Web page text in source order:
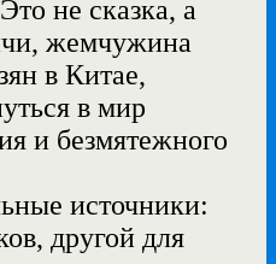
не сказка, а
жемчужина
в Китае,
в мир
и безмятежного
источники:
другой для